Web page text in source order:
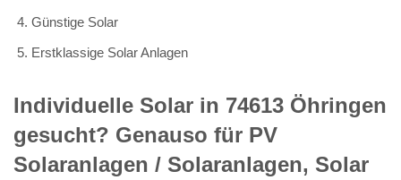
Günstige Solar
Erstklassige Solar Anlagen
Individuelle Solar in 74613 Öhringen
gesucht? Genauso für PV
Solaranlagen / Solaranlagen, Solar